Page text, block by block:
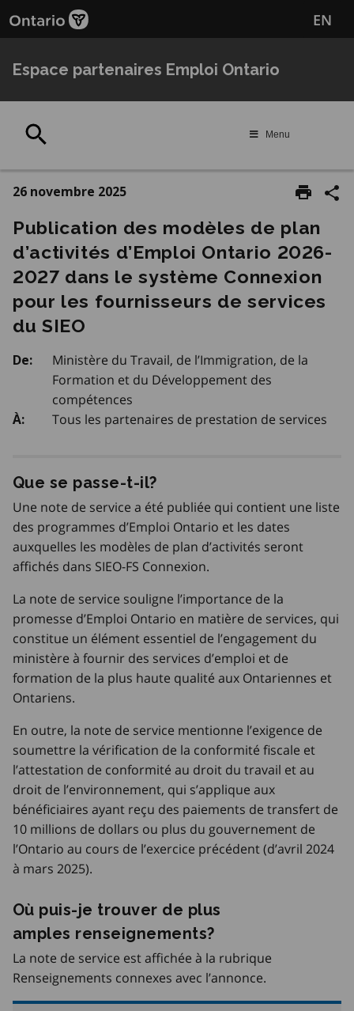
au
principal
EN
Espace partenaires Emploi Ontario
Menu
26 novembre 2025
Publication des modèles de plan
d’activités d’Emploi Ontario 2026-
2027 dans le système Connexion
pour les fournisseurs de services
du SIEO
De:
Ministère du Travail, de l’Immigration, de la
Formation et du Développement des
compétences
À: Tous les partenaires de prestation de services
Que se passe-t-il?
Une note de service a été publiée qui contient une liste
des programmes d’Emploi Ontario et les dates
auxquelles les modèles de plan d’activités seront
affichés dans SIEO-FS Connexion.
La note de service souligne l’importance de la
promesse d’Emploi Ontario en matière de services, qui
constitue un élément essentiel de l’engagement du
ministère à fournir des services d’emploi et de
formation de la plus haute qualité aux Ontariennes et
Ontariens.
En outre, la note de service mentionne l’exigence de
soumettre la vérification de la conformité fiscale et
l’attestation de conformité au droit du travail et au
droit de l’environnement, qui s’applique aux
bénéficiaires ayant reçu des paiements de transfert de
10 millions de dollars ou plus du gouvernement de
l’Ontario au cours de l’exercice précédent (d’avril 2024
à mars 2025).
Où puis-je trouver de plus
amples renseignements?
La note de service est affichée à la rubrique
Renseignements connexes avec l’annonce.